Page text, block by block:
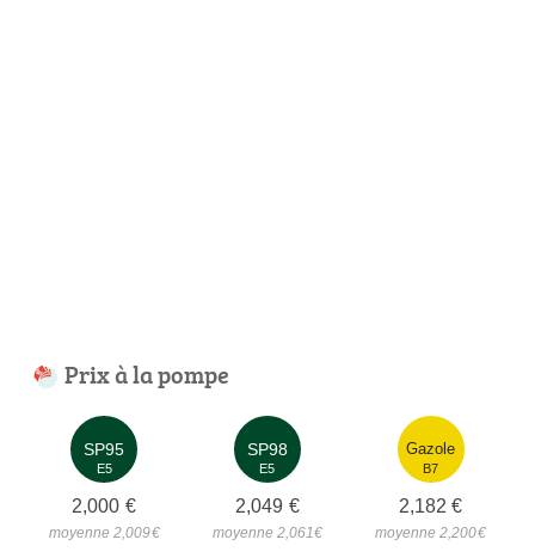
Prix à la pompe
SP95
E5
2,000 €
moyenne 2,009€
SP98
E5
2,049 €
moyenne 2,061€
Gazole
B7
2,182 €
moyenne 2,200€